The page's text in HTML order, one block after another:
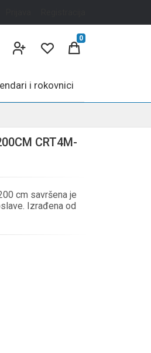
0
i rokovnici
CRT4M-
cm savršena je
Izrađena od